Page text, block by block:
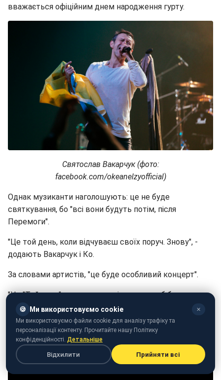
вважається офіційним днем народження гурту.
Святослав Вакарчук (фото:
facebook.com/okeanelzyofficial)
Однак музиканти наголошують: це не буде
святкування, бо "всі вони будуть потім, після
Перемоги".
"Це той день, коли відчуваєш своїх поруч. Знову", -
додають Вакарчук і Ко.
За словами артистів, "це буде особливий концерт".
"Це "Той день", коли ми зустрінемося, щоб бути разом.
Щоб пригадати найдорожче і загадати найважливіше.
Щоб дякувати і допомагати тим, завдяки кому ми є
зараз і матимемо завтра. Щоб жити, діяти й
наближати наш спільний саме той День разом", -
кажуть в ОЕ.
🍪 Ми використовуємо cookie ✕
Ми використовуємо файли cookie для аналізу трафіку та
персоналізації контенту. Прочитайте нашу Політику
конфіденційності. Детальніше
Відхилити Прийняти всі